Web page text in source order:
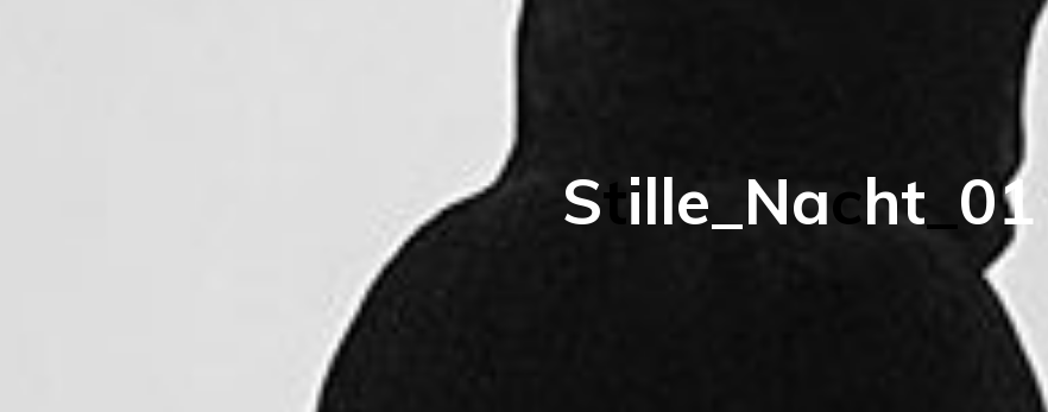
Stille Nacht 01